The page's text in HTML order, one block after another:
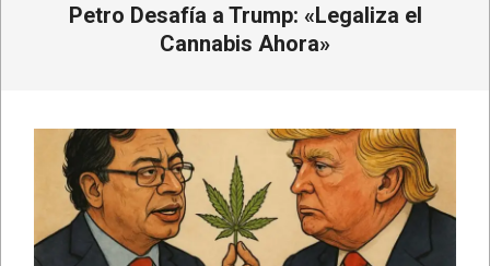
Petro Desafía a Trump: «Legaliza el
Cannabis Ahora»